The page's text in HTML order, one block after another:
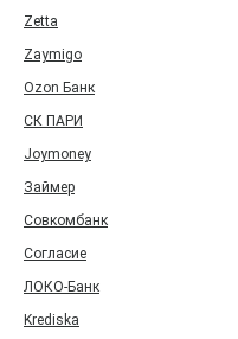
Zetta
Zaymigo
Ozon Банк
СК ПАРИ
Joymoney
Займер
Совкомбанк
Согласие
ЛОКО-Банк
Krediska